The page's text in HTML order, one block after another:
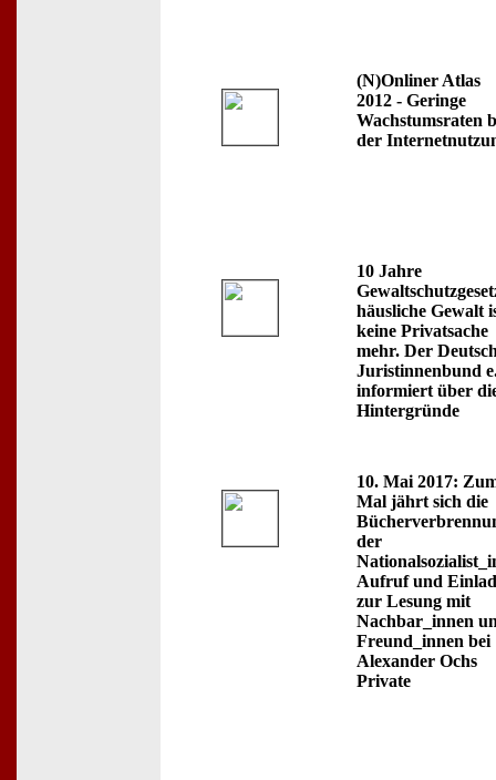
(N)Onliner Atlas
2012 - Geringe
Wachstumsraten
der
10 Jahre
häusliche Gewalt
keine Privatsache
mehr. Der
Juristinnenbund
informiert über
Hintergründe
10. Mai 2017:
Mal jährt sich die
der
Aufruf und
zur Lesung mit
Nachbar_innen
Freund_innen bei
Alexander Ochs
Private